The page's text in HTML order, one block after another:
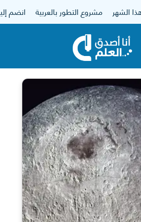
الشهر مشروع التطور بالعربية انضم